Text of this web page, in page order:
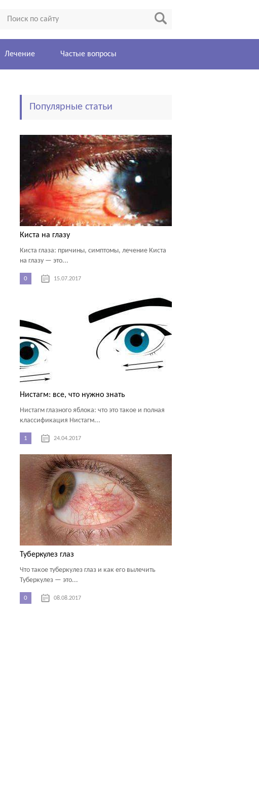
Лечение Частые вопросы
Популярные статьи
Киста на глазу
Киста глаза: причины, симптомы, лечение Киста
на глазу — это...
0 15.07.2017
Нистагм: все, что нужно знать
Нистагм глазного яблока: что это такое и полная
классификация Нистагм...
1 24.04.2017
Туберкулез глаз
Что такое туберкулез глаз и как его вылечить
Туберкулез — это...
0 08.08.2017